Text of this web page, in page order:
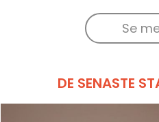
Se
DE SENASTE